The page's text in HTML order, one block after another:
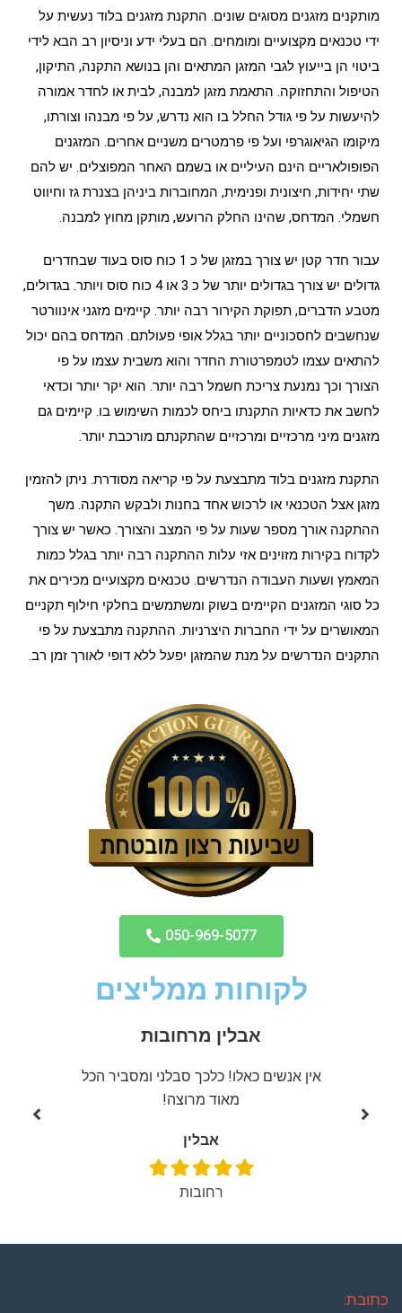
מותקנים מזגנים מסוגים שונים. התקנת מזגנים בלוד נעשית על
ידי טכנאים מקצועיים ומומחים. הם בעלי ידע וניסיון רב הבא לידי
ביטוי הן בייעוץ לגבי המזגן המתאים והן בנושא התקנה, התיקון,
הטיפול והתחזוקה. התאמת מזגן למבנה, לבית או לחדר אמורה
להיעשות על פי גודל החלל בו הוא נדרש, על פי מבנהו וצורתו,
מיקומו הגיאוגרפי ועל פי פרמטרים משניים אחרים. המזגנים
הפופולאריים הינם העיליים או בשמם האחר המפוצלים. יש להם
שתי יחידות, חיצונית ופנימית, המחוברות ביניהן בצנרת גז וחיווט
חשמלי. המדחס, שהינו החלק הרועש, מותקן מחוץ למבנה.
עבור חדר קטן יש צורך במזגן של כ 1 כוח סוס בעוד שבחדרים
גדולים יש צורך בגדולים יותר של כ 3 או 4 כוח סוס ויותר. בגדולים,
מטבע הדברים, תפוקת הקירור רבה יותר. קיימים מזגני אינוורטר
שנחשבים לחסכוניים יותר בגלל אופי פעולתם. המדחס בהם יכול
להתאים עצמו לטמפרטורת החדר והוא משבית עצמו על פי
הצורך וכך נמנעת צריכת חשמל רבה יותר. הוא יקר יותר וכדאי
לחשב את כדאיות התקנתו ביחס לכמות השימוש בו. קיימים גם
מזגנים מיני מרכזיים ומרכזיים שהתקנתם מורכבת יותר.
התקנת מזגנים בלוד מתבצעת על פי קריאה מסודרת. ניתן להזמין
מזגן אצל הטכנאי או לרכוש אחד בחנות ולבקש התקנה. משך
ההתקנה אורך מספר שעות על פי המצב והצורך. כאשר יש צורך
לקדוח בקירות מזוינים אזי עלות ההתקנה רבה יותר בגלל כמות
המאמץ ושעות העבודה הנדרשים. טכנאים מקצועיים מכירים את
כל סוגי המזגנים הקיימים בשוק ומשתמשים בחלקי חילוף תקניים
המאושרים על ידי החברות היצרניות. ההתקנה מתבצעת על פי
התקנים הנדרשים על מנת שהמזגן יפעל ללא דופי לאורך זמן רב.
050-969-5077
לקוחות ממליצים
אבלין מרחובות
אין אנשים כאלו! כלכך סבלני ומסביר הכל
מאוד מרוצה!
אבלין
רחובות
כתובת: